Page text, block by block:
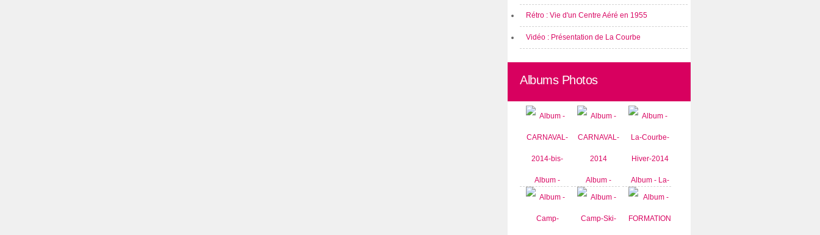
Rétro : Vie d'un Centre Aéré en 1955
Vidéo : Présentation de La Courbe
Albums Photos
Album -
CARNAVAL-
2014-bis-
Album -
CARNAVAL-
2014
Album - La-
Courbe-
Hiver-2014